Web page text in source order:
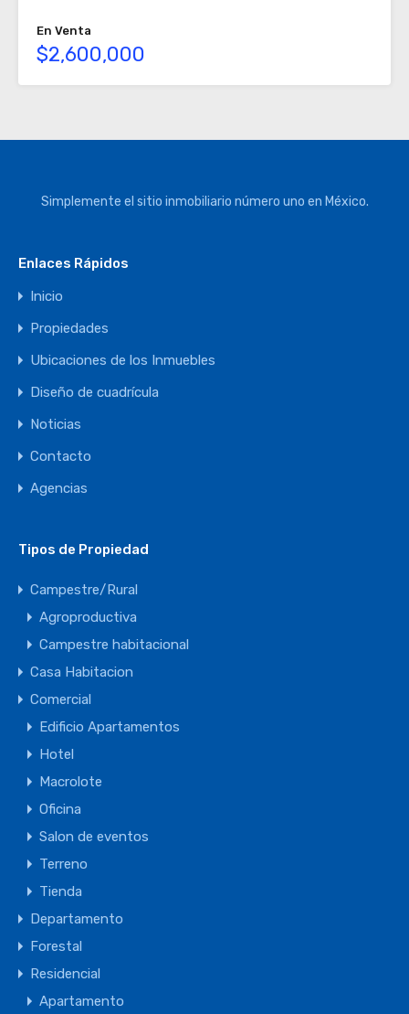
En Venta
$2,600,000
Simplemente el sitio inmobiliario número uno en México.
Enlaces Rápidos
Inicio
Propiedades
Ubicaciones de los Inmuebles
Diseño de cuadrícula
Noticias
Contacto
Agencias
Tipos de Propiedad
Campestre/Rural
Agroproductiva
Campestre habitacional
Casa Habitacion
Comercial
Edificio Apartamentos
Hotel
Macrolote
Oficina
Salon de eventos
Terreno
Tienda
Departamento
Forestal
Residencial
Apartamento